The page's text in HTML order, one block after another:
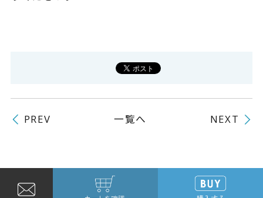
PREV 一覧へ NEXT